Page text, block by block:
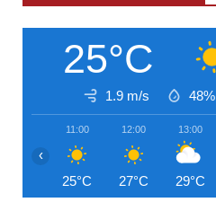
25°C
1.9 m/s 48%
11:00
25°C
12:00
27°C
13:00
29°C
‹